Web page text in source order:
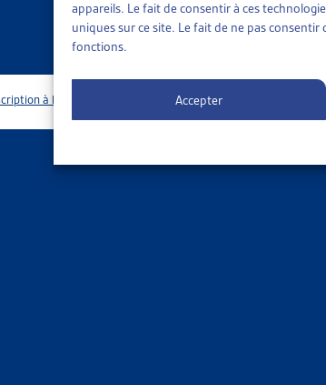
appareils. Le fait de consentir à ces
uniques sur ce site. Le fait de ne pas
fonctions.
Accepter
à la Newsletter